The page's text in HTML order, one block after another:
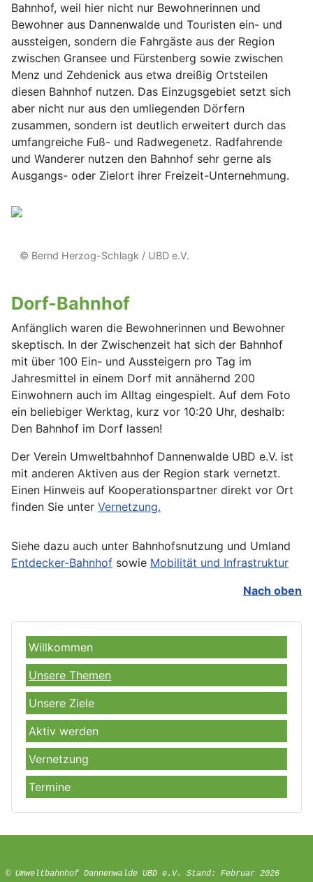
Willkommen
Unsere Themen
Unsere Ziele
Aktiv werden
Vernetzung
Termine
Bahnhof, weil hier nicht nur Bewohnerinnen und
Bewohner aus Dannenwalde und Touristen ein- und
aussteigen, sondern die Fahrgäste aus der Region
zwischen Gransee und Fürstenberg sowie zwischen
Menz und Zehdenick aus etwa dreißig Ortsteilen
diesen Bahnhof nutzen. Das Einzugsgebiet setzt sich
aber nicht nur aus den umliegenden Dörfern
zusammen, sondern ist deutlich erweitert durch das
umfangreiche Fuß- und Radwegenetz. Radfahrende
und Wanderer nutzen den Bahnhof sehr gerne als
Ausgangs- oder Zielort ihrer Freizeit-Unternehmung.
© Bernd Herzog-Schlagk / UBD e.V.
Dorf-Bahnhof
Anfänglich waren die Bewohnerinnen und Bewohner
skeptisch. In der Zwischenzeit hat sich der Bahnhof
mit über 100 Ein- und Aussteigern pro Tag im
Jahresmittel in einem Dorf mit annähernd 200
Einwohnern auch im Alltag eingespielt. Auf dem Foto
ein beliebiger Werktag, kurz vor 10:20 Uhr, deshalb:
Den Bahnhof im Dorf lassen!
Der Verein Umweltbahnhof Dannenwalde UBD e.V. ist
mit anderen Aktiven aus der Region stark vernetzt.
Einen Hinweis auf Kooperationspartner direkt vor Ort
finden Sie unter Vernetzung.
Siehe dazu auch unter Bahnhofsnutzung und Umland
Entdecker-Bahnhof sowie Mobilität und Infrastruktur
Nach oben
© Umweltbahnhof Dannenwalde UBD e.V. Stand: Februar 2026